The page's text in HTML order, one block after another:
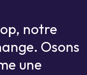
notre
Osons
une